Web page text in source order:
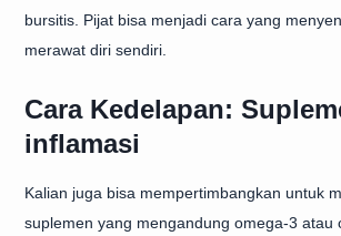
bursitis. Pijat bisa menjadi cara yang
merawat diri sendiri.
Cara Kedelapan:
inflamasi
Kalian juga bisa mempertimbangkan untuk
suplemen yang mengandung omega-3 atau